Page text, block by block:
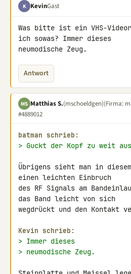
K KevinGast
Was bitte ist ein VHS-
ich sowas? Immer dieses
neumodische Zeug.
Antwort
MS Matthias S.(mschoeldgen)(Firma:
#4889012
batman schrieb:
> Guckt der Kopf zu weit
Übrigens sieht man in
einen leichten Einbruch
des RF Signals am
das Band leicht von sich
wegdrückt und den Kontakt
Kevin schrieb:
> Immer dieses
> neumodische Zeug.